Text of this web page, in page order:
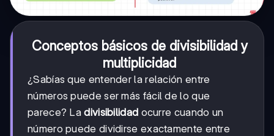
Conceptos básicos de divisibilidad y
multiplicidad
¿Sabías que entender la relación entre
números puede ser más fácil de lo que
parece? Ladivisibilidad ocurre cuando un
número puede dividirse exactamente entre